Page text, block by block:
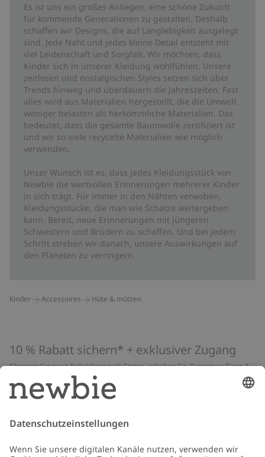
Es ist uns ein großes Anliegen, eine schöne Zukunft
für kommende Generationen zu gestalten. Deshalb
schaffen wir Designs, die auf Langlebigkeit ausgelegt
sind. Jede Naht und jedes kleine Detail entsteht mit
viel Leidenschaft und Sorgfalt. Wir möchten, dass
Kinder sich in unserer Kleidung wohlfühlen. Unsere
zeitlosen und nostalgischen Styles setzen sich über
Trends hinweg und überdauern die Jahreszeiten. Fast
alles wird aus Materialien hergestellt, die die Umwelt
weniger belasten als herkömmliche Materialien. Das
bedeutet, dass die gesamte Baumwolle zertifiziert ist
und wir so viele recycelte Materialien wie möglich
verwenden.
Unser Wunsch ist es, dass jedes Kleidungsstück von
Newbie die wertvollen Erinnerungen mehrerer Kinder
in sich trägt. Für immer in den Nähten verwoben.
Kleidungsstücke, die man wie Schätze weitergeben
kann. Bereit, neue Erinnerungen mit jüngeren
Schwestern und Brüdern zu schaffen. Und bei jedem
Schritt streben wir danach, unsere Auswirkungen auf
den Planeten zu verringern.
Kinder Accessoires Hüte & mützen
10 % Rabatt sichern* + exklusiver Zugang
Shoppen Sie neue Kollektionen als Erstes, erhalten Sie Zugang zu Tipps &
Guides und profitieren Sie von exklusiven Angeboten
*Gilt nur für deine erste Bestellung und ist nicht mit anderen Rabatten
oder Angeboten kombinierbar. Gilt nicht für limitierte Artikel. Lies unsere
Schicken